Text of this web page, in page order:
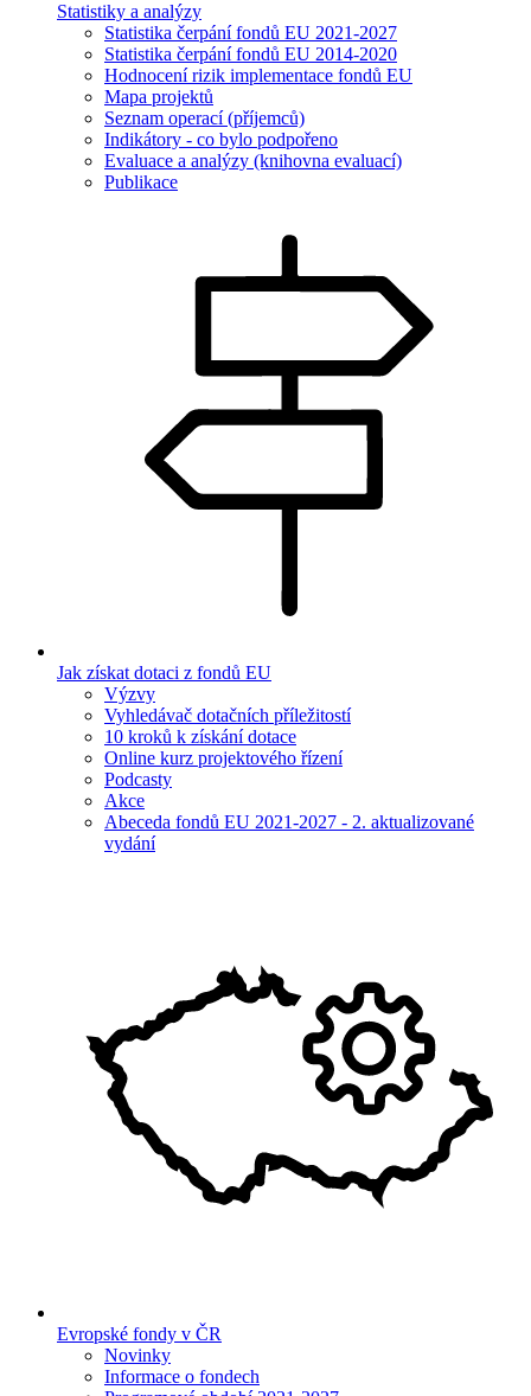
Statistiky a analýzy
Statistika čerpání fondů EU 2021-2027
Statistika čerpání fondů EU 2014-2020
Hodnocení rizik implementace fondů EU
Mapa projektů
Seznam operací (příjemců)
Indikátory - co bylo podpořeno
Evaluace a analýzy (knihovna evaluací)
Publikace
Jak získat dotaci z fondů EU
Výzvy
Vyhledávač dotačních příležitostí
10 kroků k získání dotace
Online kurz projektového řízení
Podcasty
Akce
Abeceda fondů EU 2021-2027 - 2. aktualizované
vydání
Evropské fondy v ČR
Novinky
Informace o fondech